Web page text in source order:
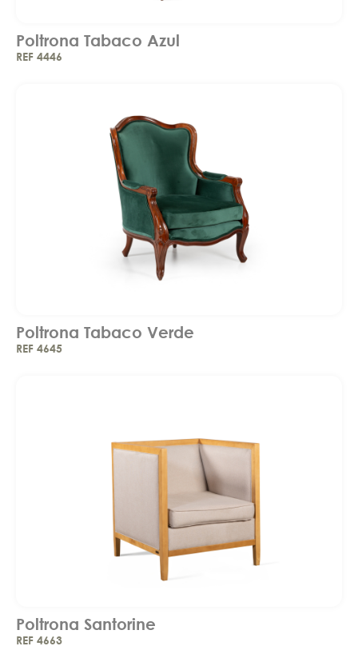
Poltrona Tabaco Azul
REF 4446
Poltrona Tabaco Verde
REF 4645
Poltrona Santorine
REF 4663